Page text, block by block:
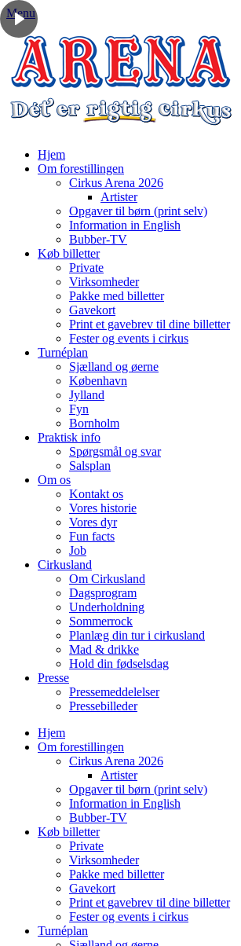
Menu
Hjem
Om forestillingen
Cirkus Arena 2026
Artister
Opgaver til børn (print selv)
Information in English
Bubber-TV
Køb billetter
Private
Virksomheder
Pakke med billetter
Gavekort
Print et gavebrev til dine billetter
Fester og events i cirkus
Turnéplan
Sjælland og øerne
København
Jylland
Fyn
Bornholm
Praktisk info
Spørgsmål og svar
Salsplan
Om os
Kontakt os
Vores historie
Vores dyr
Fun facts
Job
Cirkusland
Om Cirkusland
Dagsprogram
Underholdning
Sommerrock
Planlæg din tur i cirkusland
Mad & drikke
Hold din fødselsdag
Presse
Pressemeddelelser
Pressebilleder
Hjem
Om forestillingen
Cirkus Arena 2026
Artister
Opgaver til børn (print selv)
Information in English
Bubber-TV
Køb billetter
Private
Virksomheder
Pakke med billetter
Gavekort
Print et gavebrev til dine billetter
Fester og events i cirkus
Turnéplan